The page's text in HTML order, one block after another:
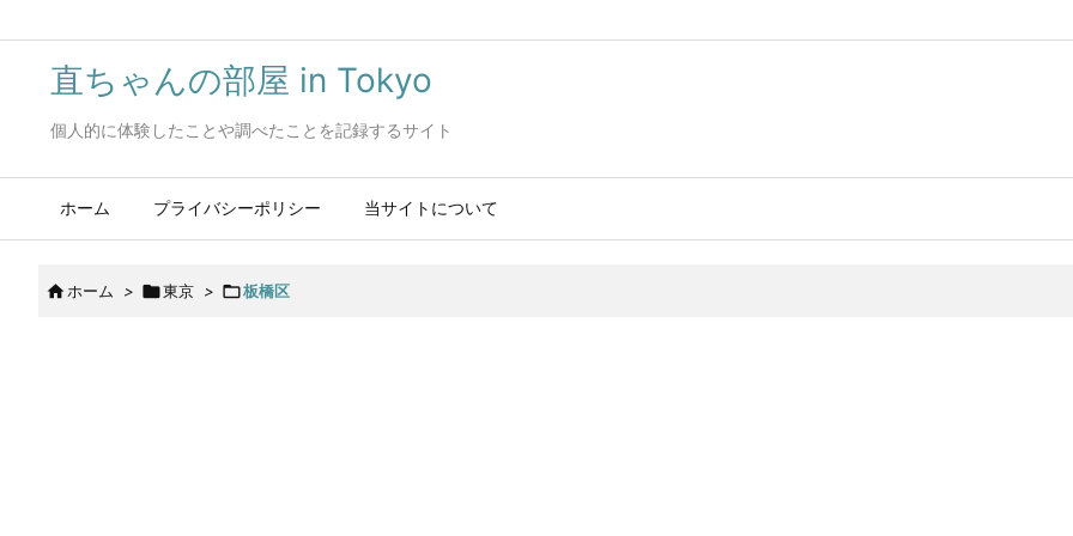
直ちゃんの部屋 in Tokyo
個人的に体験したことや調べたことを記録するサイト
ホーム プライバシーポリシー 当サイトについて
 ホーム > 東京 > 板橋区